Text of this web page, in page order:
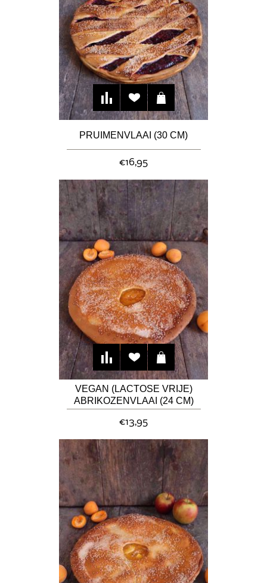
PRUIMENVLAAI (30 CM)
€16,95
VEGAN (LACTOSE VRIJE)
ABRIKOZENVLAAI (24 CM)
€13,95